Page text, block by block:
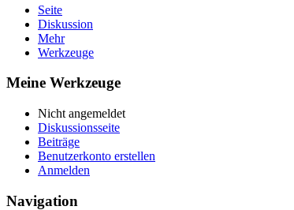
Seite
Diskussion
Mehr
Werkzeuge
Meine Werkzeuge
Nicht angemeldet
Diskussionsseite
Beiträge
Benutzerkonto erstellen
Anmelden
Navigation